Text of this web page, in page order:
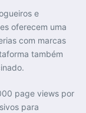
e
oferecem uma
com marcas
também
page views por
para